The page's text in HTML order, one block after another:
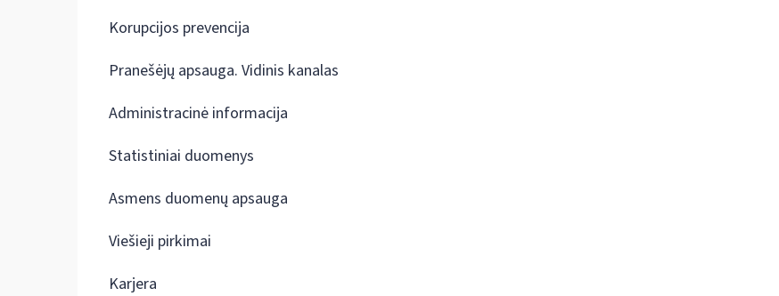
Korupcijos prevencija
Pranešėjų apsauga. Vidinis kanalas
Administracinė informacija
Statistiniai duomenys
Asmens duomenų apsauga
Viešieji pirkimai
Karjera